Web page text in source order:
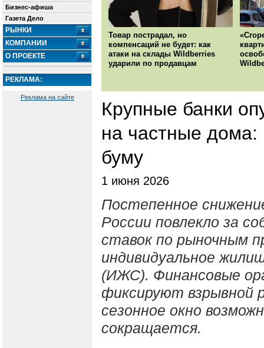
Бизнес-афиша
Газета Дело
РЫНКИ
КОМПАНИИ
О ПРОЕКТЕ
РЕКЛАМА:
Реклама на сайте
Товар пострадал, но
компенсаций не будет: как
атаки на склады Wildberries
ударили по продавцам
Крупные банки
на частные дома:
буму
1 июня 2026
Постепенное
России повлекло за
ставок по рыночным
индивидуальное
(ИЖС). Финансовые
фиксируют взрывной
сезонное окно
сокращается.